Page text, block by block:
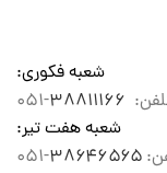
شعبه فکوری:
۳۸۸۱۱۱۶۶-۰۵۱
شعبه هفت تیر:
۳۸۶۴۶۵۶۵-۰۵۱